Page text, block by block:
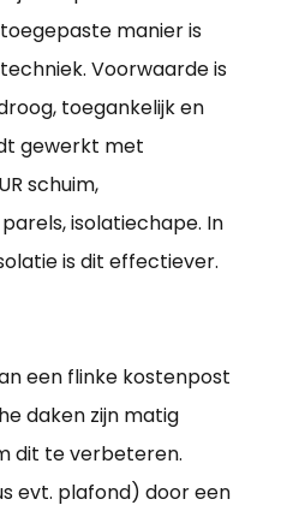
manier is
Voorwaarde is
toegankelijk en
gewerkt met
schuim,
isolatiechape. In
is dit effectiever.
een flinke kostenpost
daken zijn matig
dit te verbeteren.
evt. plafond) door een